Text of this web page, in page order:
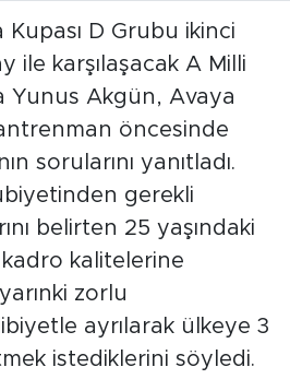
D Grubu ikinci
ile karşılaşacak A Milli
Yunus Akgün, Avaya
öncesinde
sorularını yanıtladı.
gerekli
belirten 25 yaşındaki
kalitelerine
zorlu
ayrılarak ülkeye 3
istediklerini söyledi.